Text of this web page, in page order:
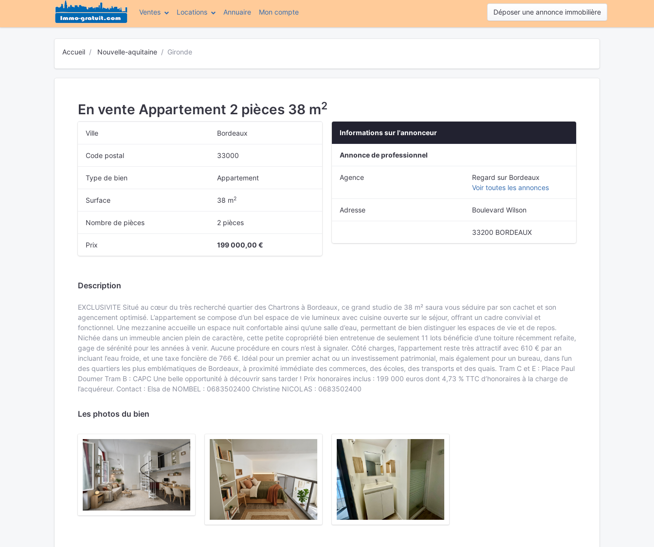
Ventes Locations Annuaire Mon compte(current) Déposer une annonce immobilière
Accueil Nouvelle-aquitaine Gironde
En vente Appartement 2 pièces 38 m2
Ville Bordeaux
Code postal 33000
Type de bien Appartement
Surface 38 m2
Nombre de pièces 2 pièces
Prix 199 000,00 €
Informations sur l'annonceur
Annonce de professionnel
Agence
Regard sur Bordeaux
Voir toutes les annonces
Adresse Boulevard Wilson
33200 BORDEAUX
Description
EXCLUSIVITE Situé au cœur du très recherché quartier des Chartrons à Bordeaux, ce grand studio de 38 m² saura vous séduire par son cachet et son
agencement optimisé. L’appartement se compose d’un bel espace de vie lumineux avec cuisine ouverte sur le séjour, offrant un cadre convivial et
fonctionnel. Une mezzanine accueille un espace nuit confortable ainsi qu’une salle d’eau, permettant de bien distinguer les espaces de vie et de repos.
Nichée dans un immeuble ancien plein de caractère, cette petite copropriété bien entretenue de seulement 11 lots bénéficie d’une toiture récemment refaite,
gage de sérénité pour les années à venir. Aucune procédure en cours n’est à signaler. Côté charges, l’appartement reste très attractif avec 610 € par an
incluant l’eau froide, et une taxe foncière de 766 €. Idéal pour un premier achat ou un investissement patrimonial, mais également pour un bureau, dans l’un
des quartiers les plus emblématiques de Bordeaux, à proximité immédiate des commerces, des écoles, des transports et des quais. Tram C et E : Place Paul
Doumer Tram B : CAPC Une belle opportunité à découvrir sans tarder ! Prix honoraires inclus : 199 000 euros dont 4,73 % TTC d’honoraires à la charge de
l’acquéreur. Contact : Elsa de NOMBEL : 0683502400 Christine NICOLAS : 0683502400
Les photos du bien